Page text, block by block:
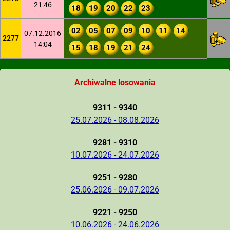
21:46 18 19 20 22 23
2277
07.12.2016
14:04
02 05 07 09 10 11
14
15
18 19 21 24
Archiwalne losowania
9311 - 9340
25.07.2026 - 08.08.2026
9281 - 9310
10.07.2026 - 24.07.2026
9251 - 9280
25.06.2026 - 09.07.2026
9221 - 9250
10.06.2026 - 24.06.2026